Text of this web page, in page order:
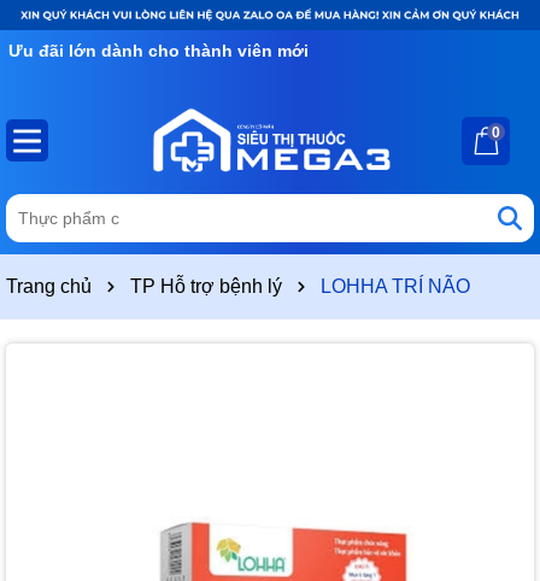
Ưu đãi lớn dành cho thành viên mới
0
Trang chủ TP Hỗ trợ bệnh lý LOHHA TRÍ NÃO